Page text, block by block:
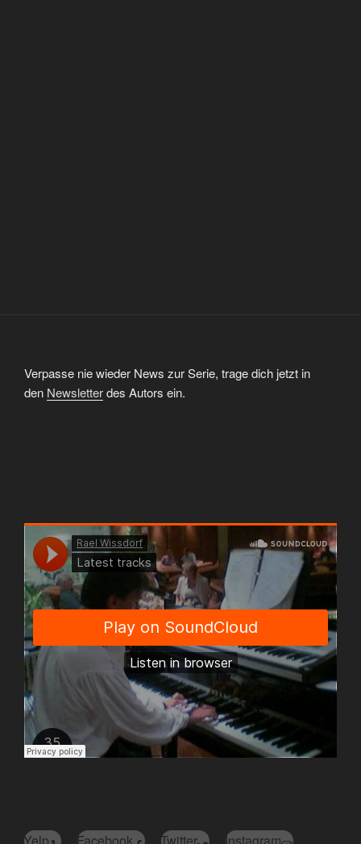
Verpasse nie wieder News zur Serie, trage dich jetzt in
den Newsletterdes Autors ein.
Yelp Facebook Twitter Instagram